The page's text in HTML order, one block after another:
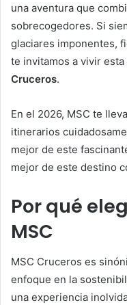
una aventura que
sobrecogedores. Si
glaciares imponentes,
te invitamos a vivir
Cruceros.
En el 2026, MSC te
itinerarios
mejor de este
mejor de este destino
Por qué
MSC
MSC Cruceros es
enfoque en la
una experiencia